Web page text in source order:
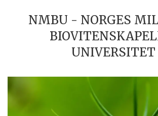
NMBU - NORGES
UNIVERSITET